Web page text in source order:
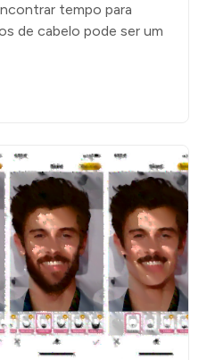
tempo para
de cabelo pode ser um